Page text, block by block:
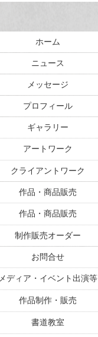
ホーム
ニュース
メッセージ
プロフィール
ギャラリー
アートワーク
クライアントワーク
作品・商品販売
作品・商品販売
制作販売オーダー
お問合せ
メディア・イベント出演等
作品制作・販売
書道教室